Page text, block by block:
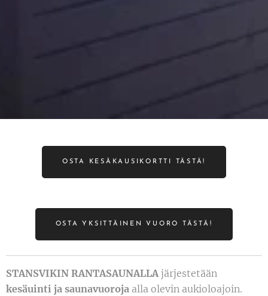
OSTA KESÄKAUSIKORTTI TÄSTÄ!
OSTA YKSITTÄINEN VUORO TÄSTÄ!
STANSVIKIN RANTASAUNALLAjärjestetään
kesäuinti ja saunavuoroja alla olevin aukioloajoin.